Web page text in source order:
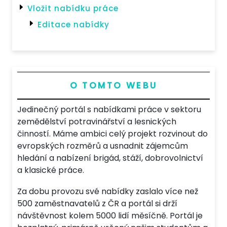
Vložit nabídku práce
Editace nabídky
O TOMTO WEBU
Jedinečný portál s nabídkami práce v sektoru
zemědělství potravinářství a lesnických
činností. Máme ambici celý projekt rozvinout do
evropských rozměrů a usnadnit zájemcům
hledání a nabízení brigád, stáží, dobrovolnictví
a klasické práce.
Za dobu provozu své nabídky zaslalo více než
500 zaměstnavatelů z ČR a portál si drží
návštěvnost kolem 5000 lidí měsíčně. Portál je